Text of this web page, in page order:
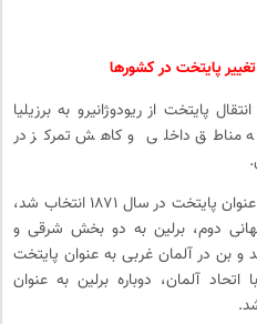
پایتخت در کشورها
انتقال پایتخت از ریودوژانیرو به برزیلیا
مناطق داخلی و کاهش تمرکز در
برلین به عنوان پایتخت در سال ۱۸۷۱ انتخاب شد،
دوم، برلین به دو بخش شرقی و
بن در آلمان غربی به عنوان پایتخت
آلمان، دوباره برلین به عنوان